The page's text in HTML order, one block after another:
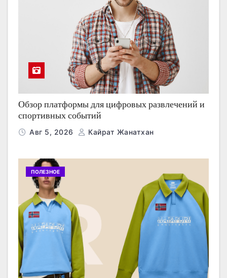
Обзор платформы для цифровых развлечений и
спортивных событий
Авг 5, 2026 Кайрат Жанатхан
ПОЛЕЗНОЕ